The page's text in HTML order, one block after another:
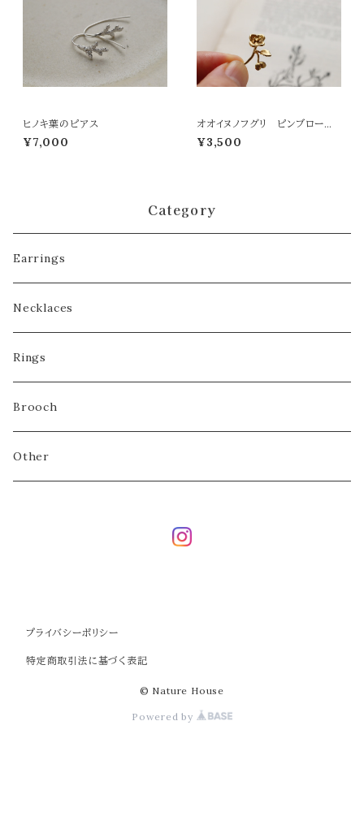
ヒノキ葉のピアス
¥7,000
オオイヌノフグリ ピンブローチ
[真鍮]
¥3,500
Category
Earrings
Necklaces
Rings
Brooch
Other
プライバシーポリシー
特定商取引法に基づく表記
© Nature House
Powered by